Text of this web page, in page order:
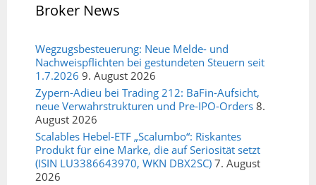
Broker News
Wegzugsbesteuerung: Neue Melde- und
Nachweispflichten bei gestundeten Steuern seit
1.7.2026 9. August 2026
Zypern-Adieu bei Trading 212: BaFin-Aufsicht,
neue Verwahrstrukturen und Pre-IPO-Orders 8.
August 2026
Scalables Hebel-ETF „Scalumbo“: Riskantes
Produkt für eine Marke, die auf Seriosität setzt
(ISIN LU3386643970, WKN DBX2SC) 7. August
2026